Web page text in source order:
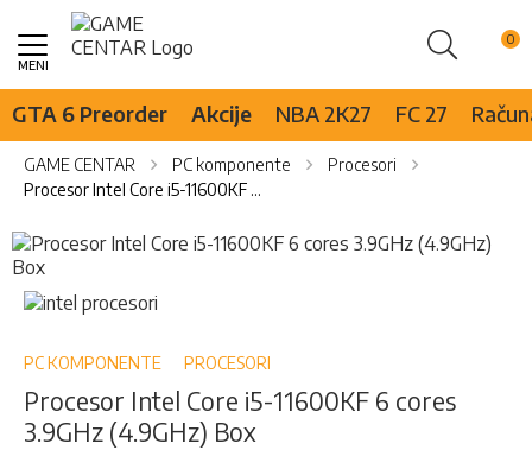
Pretraži
Skip
Content
GTA 6 Preorder Akcije NBA 2K27 FC 27
GAME CENTAR PC komponente
Procesori
Procesor Intel Core i5-11600KF 6 cores 3.9GHz (4.9GHz) Box
Skip
to
the
end
the
gallery
Skip
to
beginning
the
images
PC KOMPONENTE PROCESORI
Procesor Intel Core i5-11600KF 6 cores
3.9GHz (4.9GHz) Box